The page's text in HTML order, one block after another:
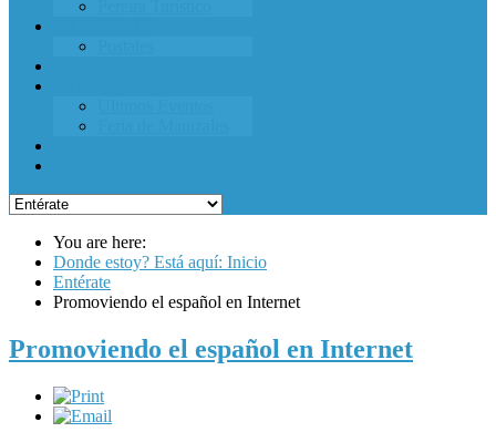
You are here:
Donde estoy? Está aquí: Inicio
Entérate
Promoviendo el español en Internet
Promoviendo el español en Internet